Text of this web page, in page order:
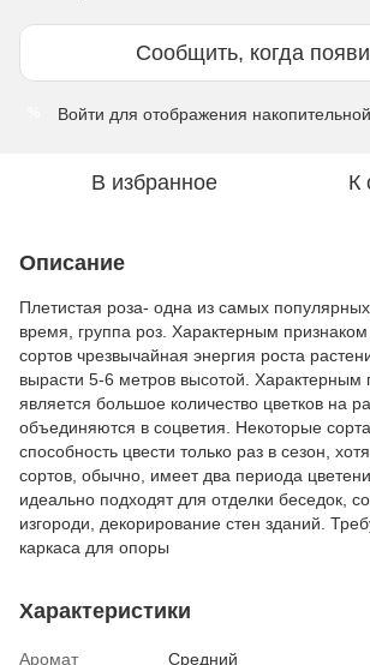
Сообщить, когда
Войти для отображения
В избранное К
Описание
Плетистая роза- одна из самых
время, группа роз. Характерным
сортов чрезвычайная энергия роста
вырасти 5-6 метров высотой. Характерным
является большое количество цветков на
объединяются в соцветия. Некоторые
способность цвести только раз в сезон,
сортов, обычно, имеет два периода
идеально подходят для отделки беседок,
изгороди, декорирование стен зданий.
каркаса для опоры
Характеристики
Аромат
Средний